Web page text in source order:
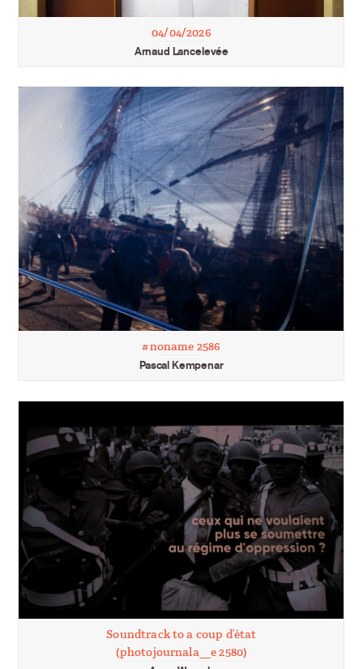
04/04/2026
Arnaud Lancelevée
#noname 2586
Pascal Kempenar
Soundtrack to a coup d’état
(photojournala__e 2580)